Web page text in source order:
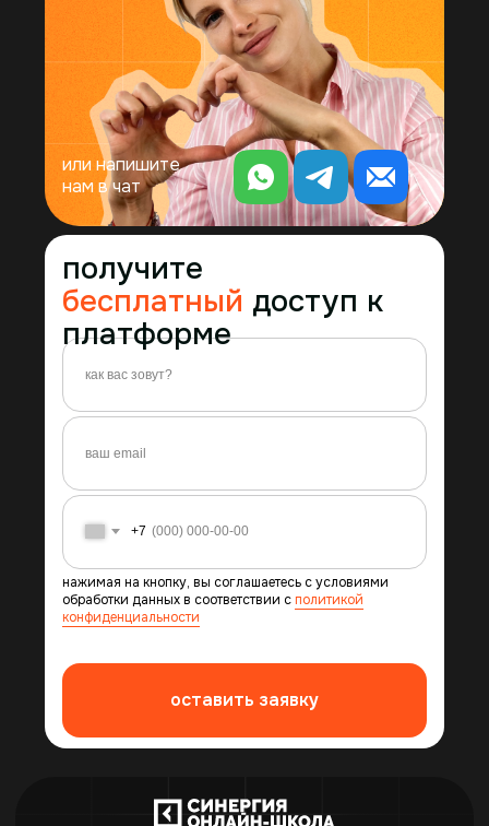
+7
нажимая на кнопку, вы соглашаетесь с условиями
обработки данных в соответствии с политикой
конфиденциальности
оставить заявку
или напишите
нам в чат
получите
бесплатный доступ к
платформе
синергия в дзен синергия в youtube
© 2026 Synergy. Все права защищены
Политика конфиденциальности
Реквизиты Онлайн-школа
Реквизиты АНО ДПО ИПК АРСЕНАЛ